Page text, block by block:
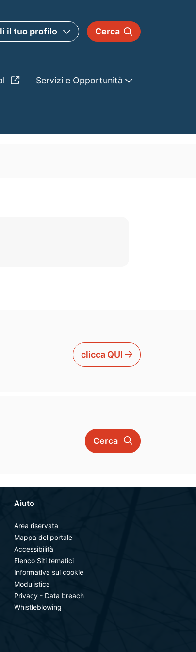
Cerca
il tuo profilo
Servizi e Opportunità
clicca QUI
Cerca
Aiuto
Area riservata
Mappa del portale
Accessibilità
Elenco Siti tematici
Informativa sui cookie
Modulistica
Privacy - Data breach
Whistleblowing